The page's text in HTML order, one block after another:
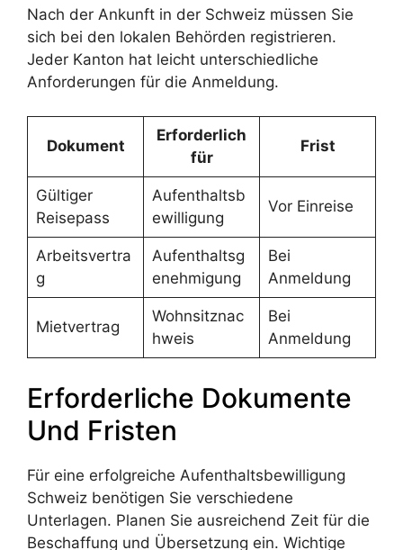
Nach der Ankunft in der Schweiz müssen Sie
sich bei den lokalen Behörden registrieren.
Jeder Kanton hat leicht unterschiedliche
Anforderungen für die Anmeldung.
Dokument
Erforderlich
für
Frist
Gültiger
Reisepass
Aufenthaltsb
ewilligung
Vor Einreise
Arbeitsvertra
g
Aufenthaltsg
enehmigung
Bei
Anmeldung
Mietvertrag
Wohnsitznac
hweis
Bei
Anmeldung
Erforderliche Dokumente
Und Fristen
Für eine erfolgreiche Aufenthaltsbewilligung
Schweiz benötigen Sie verschiedene
Unterlagen. Planen Sie ausreichend Zeit für die
Beschaffung und Übersetzung ein. Wichtige